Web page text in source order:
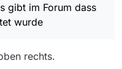
vorher geladenen
die neuen Titel als neu
alt angezeigt - so wie es
Tag wieder das
in der neuen Filmliste
Programm scheint
gibt im Forum dass
wurde
rechts.